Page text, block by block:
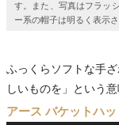
す。また、写真はフラッ
ー系の帽子は明るく表示
ふっくらソフトな手
しいものを」という
アース バケットハッ